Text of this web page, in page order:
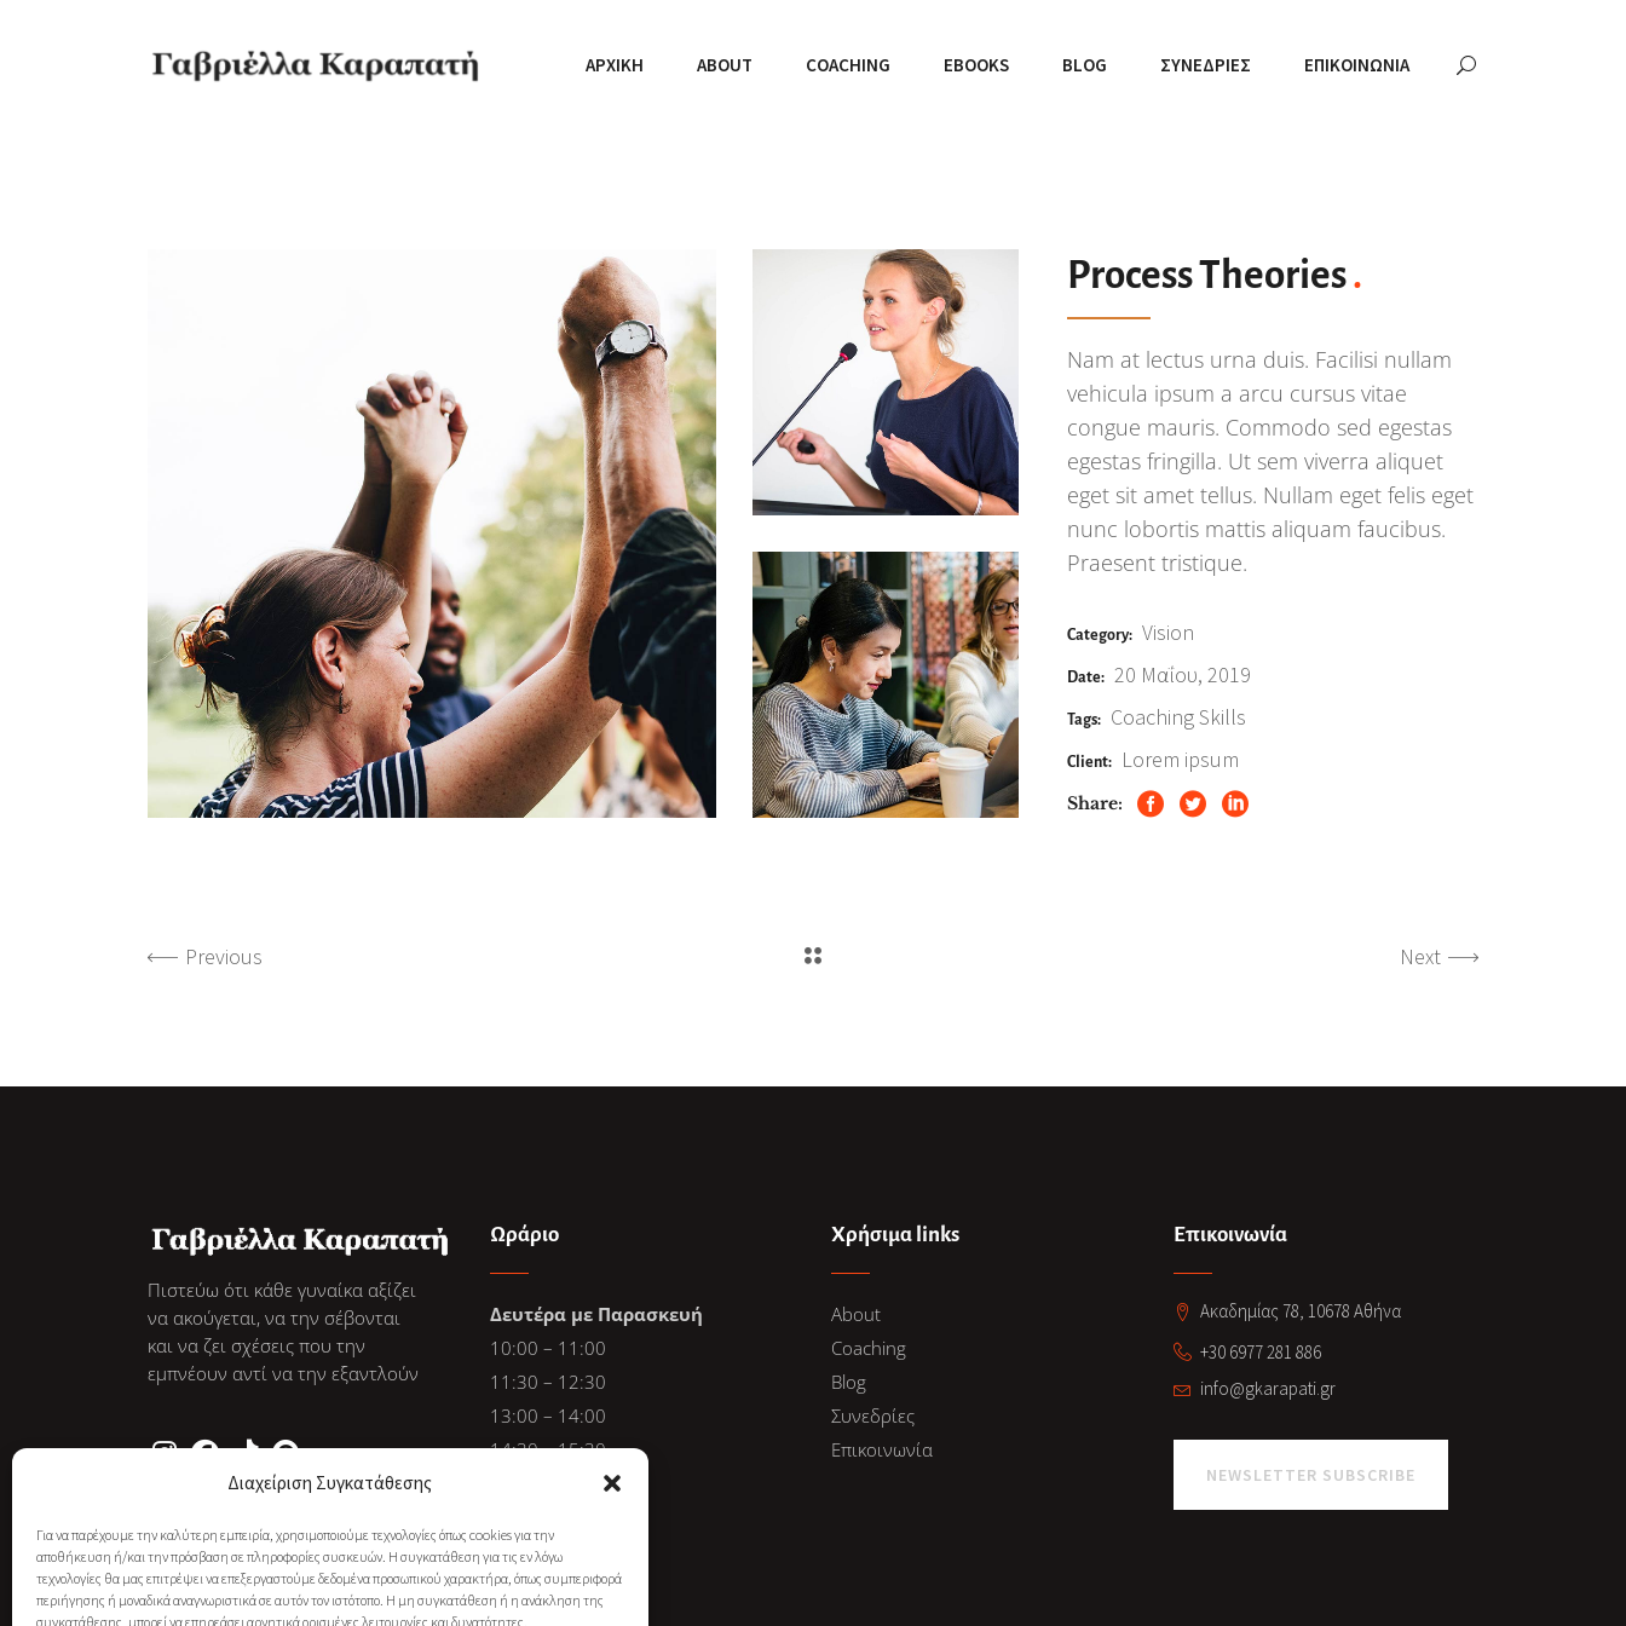
Διαχείριση Συγκατάθεσης
Για να παρέχουμε την καλύτερη εμπειρία, χρησιμοποιούμε τεχνολογίες όπως cookies για την
αποθήκευση ή/και την πρόσβαση σε πληροφορίες συσκευών. Η συγκατάθεση για τις εν λόγω
τεχνολογίες θα μας επιτρέψει να επεξεργαστούμε δεδομένα προσωπικού χαρακτήρα, όπως συμπεριφορά
περιήγησης ή μοναδικά αναγνωριστικά σε αυτόν τον ιστότοπο. Η μη συγκατάθεση ή η ανάκληση της
συγκατάθεσης, μπορεί να επηρεάσει αρνητικά ορισμένες λειτουργίες και δυνατότητες.
ΑΡΧΙΚΉ ABOUT COACHING EBOOKS BLOG ΣΥΝΕΔΡΊΕΣ ΕΠΙΚΟΙΝΩΝΊΑ
Process Theories.
Nam at lectus urna duis. Facilisi nullam
vehicula ipsum a arcu cursus vitae
congue mauris. Commodo sed egestas
egestas fringilla. Ut sem viverra aliquet
eget sit amet tellus. Nullam eget felis eget
nunc lobortis mattis aliquam faucibus.
Praesent tristique.
Category: Vision
Date: 20 Μαΐου, 2019
Tags: CoachingSkills
Client: Lorem ipsum
Share:
Previous Next
Πιστεύω ότι κάθε γυναίκα αξίζει
να ακούγεται, να την σέβονται
και να ζει σχέσεις που την
εμπνέουν αντί να την εξαντλούν
Ωράριο
Δευτέρα με Παρασκευή
10:00 – 11:00
11:30 – 12:30
13:00 – 14:00
14:30 – 15:30
16:00 – 17:00
19:00 – 20:30
Χρήσιμα links
About
Coaching
Blog
Συνεδρίες
Επικοινωνία
Επικοινωνία
Ακαδημίας 78, 10678 Αθήνα
+30 6977 281 886
info@gkarapati.gr
NEWSLETTER SUBSCRIBE